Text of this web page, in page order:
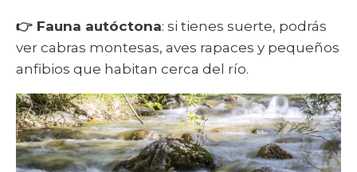
👉 Fauna autóctona: si tienes suerte, podrás
ver cabras montesas, aves rapaces y pequeños
anfibios que habitan cerca del río.